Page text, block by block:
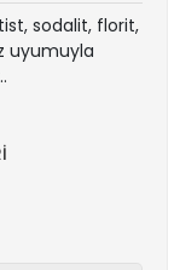
sodalit, florit,
uyumuyla